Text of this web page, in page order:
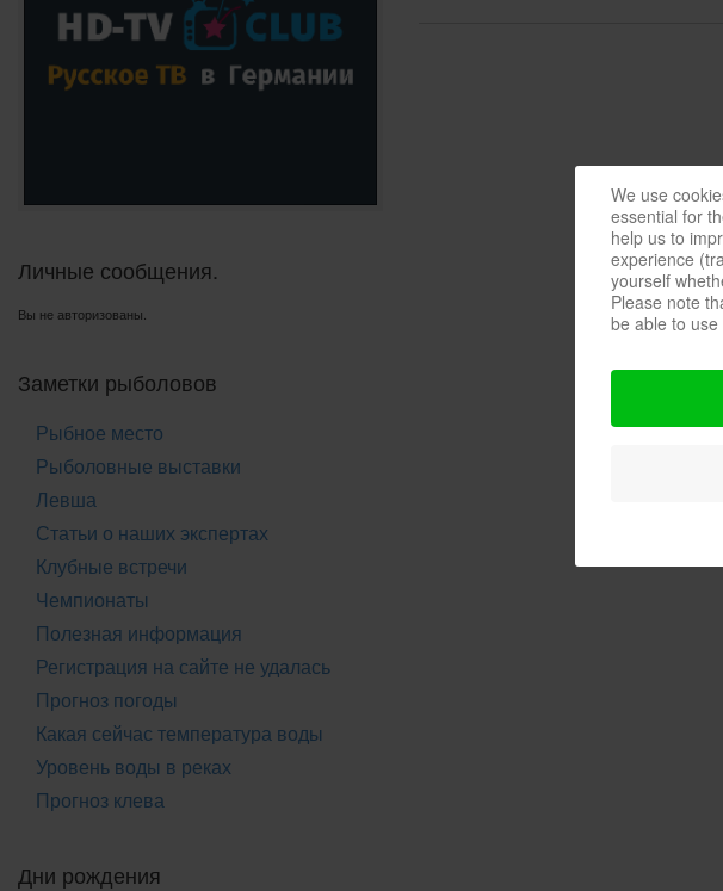
Личные сообщения.
Вы не авторизованы.
Заметки рыболовов
Рыбное место
Рыболовные выставки
Левша
Статьи о наших экспертах
Клубные встречи
Чемпионаты
Полезная информация
Регистрация на сайте не удалась
Прогноз погоды
Какая сейчас температура воды
Уровень воды в реках
Прогноз клева
Дни рождения
We use
essential for
help us to
experience
yourself
Please note
be able to